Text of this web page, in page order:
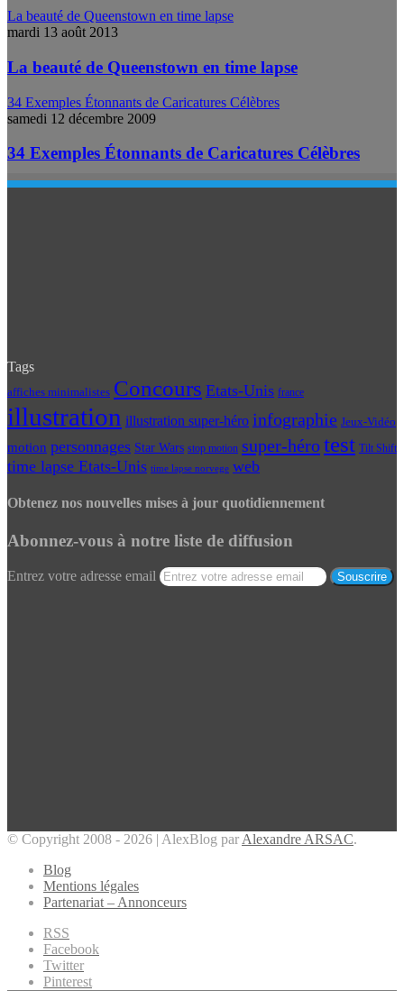
La beauté de Queenstown en time lapse
mardi 13 août 2013
La beauté de Queenstown en time lapse
34 Exemples Étonnants de Caricatures Célèbres
samedi 12 décembre 2009
34 Exemples Étonnants de Caricatures Célèbres
Tags
affiches minimalistes Concours Etats-Unis france
illustration illustration super-héro infographie Jeux-Vidéo
motion personnages Star Wars stop motion super-hérotest Tilt Shift
time lapse Etats-Unis time lapse norvege web
Obtenez nos nouvelles mises à jour quotidiennement
Abonnez-vous à notre liste de diffusion
Entrez votre adresse email
© Copyright 2008 - 2026 | AlexBlog par Alexandre ARSAC.
Blog
Mentions légales
Partenariat – Annonceurs
RSS
Facebook
Twitter
Pinterest